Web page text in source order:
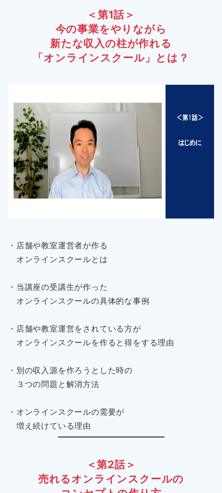
＜第1話＞
今の事業をやりながら
新たな収入の柱が作れる
「オンラインスクール」とは？
・店舗や教室運営者が作る
オンラインスクールとは
・当講座の受講生が作った
オンラインスクールの具体的な事例
・店舗や教室運営をされている方が
オンラインスクールを作ると得をする理由
・別の収入源を作ろうとした時の
３つの問題と解消方法
・オンラインスクールの需要が
増え続けている理由
＜第2話＞
売れるオンラインスクールの